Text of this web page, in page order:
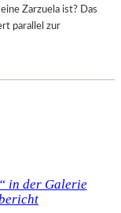
Zarzuela ist? Das
parallel zur
in der Galerie